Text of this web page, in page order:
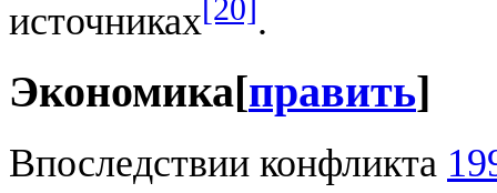
источниках[20].
Экономика[править]
Впоследствии конфликта